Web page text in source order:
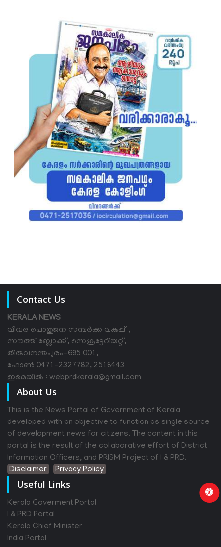
Contact Us
KERALA NEWS
വിവര പൊതുജന സമ്പര്‍ക്ക വകുപ്പ് ,
സൗത്ത് ബ്ലോക്ക്, സെക്രട്ടേറിയറ്റ്,
തിരുവനന്തപുരം-695 001,
ഫോൺ 0471-2327782, 2518443
ഇമെയിൽ : webprdkerala@gmail.com
About Us
This is the News Portal of Government of Kerala
developed with an objective to function as single source
of development news for citizens. The content in this
portal is the result of the collaborative effort of District
Information Officers, and PRISM Project of I & PRD.
Disclaimer
Privacy Policy
Useful Links
Kerala Goverment Portal
I & PRD Portal
Kerala Chief Minister
India Portal